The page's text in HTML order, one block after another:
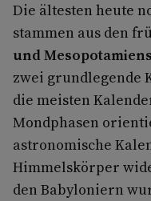
Die ältesten heute
stammen aus den
und Mesopotamiens
zwei grundlegende
die meisten
Mondphasen
astronomische
Himmelskörper
den Babyloniern